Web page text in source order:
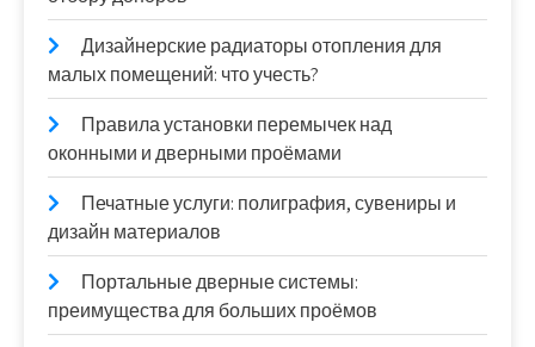
Дизайнерские радиаторы отопления для
малых помещений: что учесть?
Правила установки перемычек над
оконными и дверными проёмами
Печатные услуги: полиграфия, сувениры и
дизайн материалов
Портальные дверные системы:
преимущества для больших проёмов